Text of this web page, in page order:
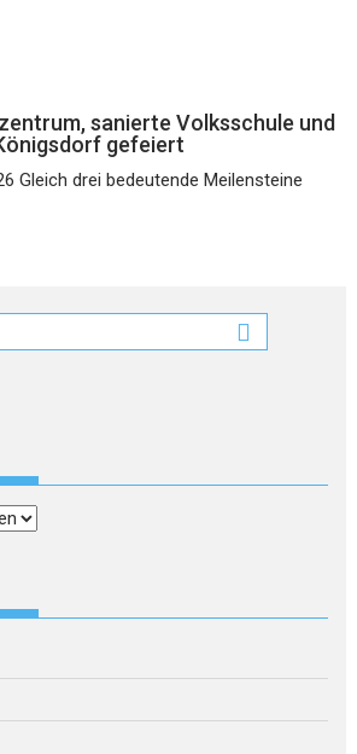
sanierte Volksschule und
gefeiert
Gleich drei bedeutende Meilensteine